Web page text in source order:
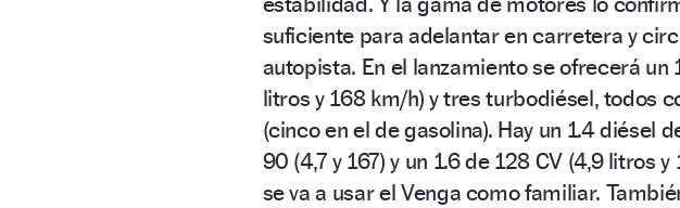
suficiente para adelantar en carretera y
autopista. En el lanzamiento se ofrecerá un
litros y 168 km/h) y tres turbodiésel, todos
(cinco en el de gasolina). Hay un 1.4 diésel
90 (4,7 y 167) y un 1.6 de 128 CV (4,9 litros
se va a usar el Venga como familiar.